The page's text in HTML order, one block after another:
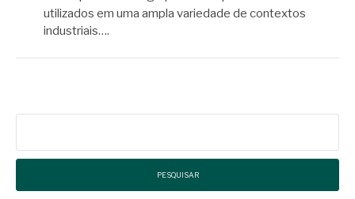
utilizados em uma ampla variedade de contextos
industriais….